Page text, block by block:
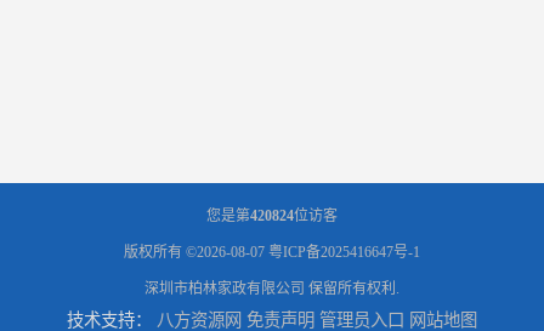
您是第420824位访客
版权所有 ©2026-08-07 粤ICP备2025416647号-1
深圳市柏林家政有限公司 保留所有权利.
技术支持： 八方资源网 免责声明 管理员入口 网站地图